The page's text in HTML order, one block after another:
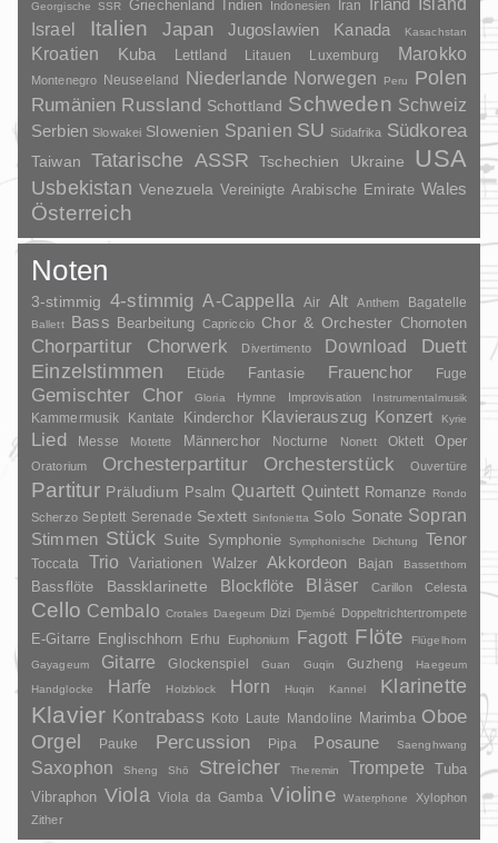
Georgische SSR
Griechenland Indien Indonesien Iran Irland
Island
Israel
Italien Japan Jugoslawien Kanada Kasachstan
Kroatien Kuba Lettland Litauen Luxemburg Marokko
Montenegro Neuseeland Niederlande Norwegen Peru
Polen
Rumänien Russland Schottland Schweden Schweiz
Serbien Slowakei Slowenien Spanien SU Südafrika Südkorea
Taiwan Tatarische ASSR Tschechien Ukraine USA
Usbekistan Venezuela Vereinigte Arabische Emirate Wales
Österreich
Noten
3-stimmig 4-stimmig A-Cappella Air Alt Anthem Bagatelle
Ballett Bass Bearbeitung Capriccio Chor & Orchester Chornoten
Chorpartitur Chorwerk Divertimento Download
Duett
Einzelstimmen
Etüde Fantasie Frauenchor Fuge
Gemischter Chor Gloria Hymne Improvisation Instrumentalmusik
Kammermusik Kantate Kinderchor Klavierauszug Konzert Kyrie
Lied Messe Motette Männerchor Nocturne Nonett Oktett Oper
Oratorium Orchesterpartitur Orchesterstück Ouvertüre
Partitur Präludium Psalm Quartett Quintett Romanze Rondo
Scherzo Septett Serenade Sextett Sinfonietta Solo Sonate Sopran
Stimmen Stück Suite Symphonie Symphonische Dichtung Tenor
Toccata Trio Variationen Walzer Akkordeon Bajan Bassetthorn
Bassflöte Bassklarinette Blockflöte Bläser Carillon Celesta
Cello Cembalo Crotales Daegeum Dizi Djembé Doppeltrichtertrompete
E-Gitarre Englischhorn Erhu Euphonium Fagott Flöte
Flügelhorn
Gayageum
Gitarre Glockenspiel Guan Guqin Guzheng
Haegeum
Handglocke
Harfe Holzblock Horn Huqin Kannel Klarinette
Klavier Kontrabass Koto Laute Mandoline Marimba Oboe
Orgel Pauke Percussion Pipa Posaune Saenghwang
Saxophon Sheng Shō Streicher Theremin Trompete
Tuba
Vibraphon Viola Viola da Gamba Violine Waterphone
Xylophon
Zither